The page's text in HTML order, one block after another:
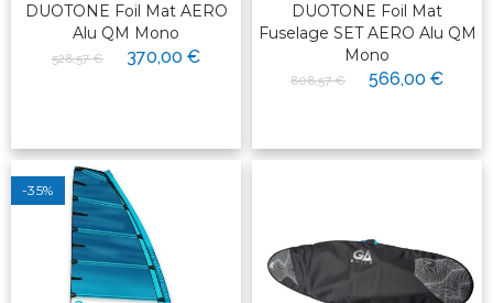
DUOTONE Foil Mat AERO
Alu QM Mono
528,57 € 370,00 €
DUOTONE Foil Mat
Fuselage SET AERO Alu QM
Mono
808,57 € 566,00 €
-35%